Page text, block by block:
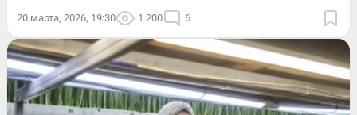
20 марта, 2026, 19:30 1 200 6